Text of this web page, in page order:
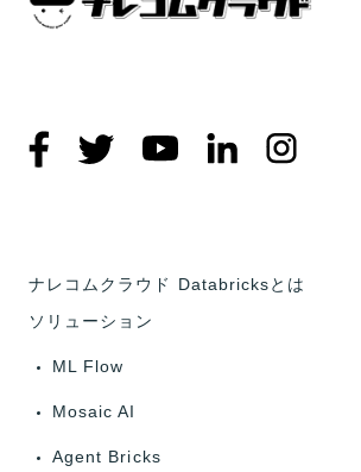
ナレコムクラウド Databricksとは
ソリューション
ML Flow
Mosaic AI
Agent Bricks